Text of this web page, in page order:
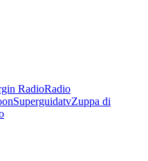
RadioRadio
SuperguidatvZuppa di